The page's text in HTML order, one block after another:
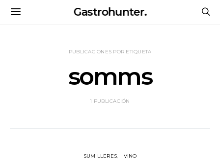
Gastrohunter.
PUBLICACIONES POR ETIQUETA
somms
1 PUBLICACIÓN
SUMILLERES VINO